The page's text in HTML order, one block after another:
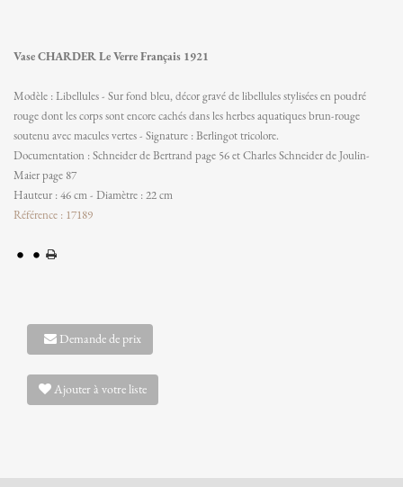
Vase CHARDER Le Verre Français 1921
Modèle : Libellules - Sur fond bleu, décor gravé de libellules stylisées en poudré
rouge dont les corps sont encore cachés dans les herbes aquatiques brun-rouge
soutenu avec macules vertes - Signature : Berlingot tricolore.
Documentation : Schneider de Bertrand page 56 et Charles Schneider de Joulin-
Maier page 87
Hauteur : 46 cm - Diamètre : 22 cm
Référence : 17189
Demande de prix
Ajouter à votre liste